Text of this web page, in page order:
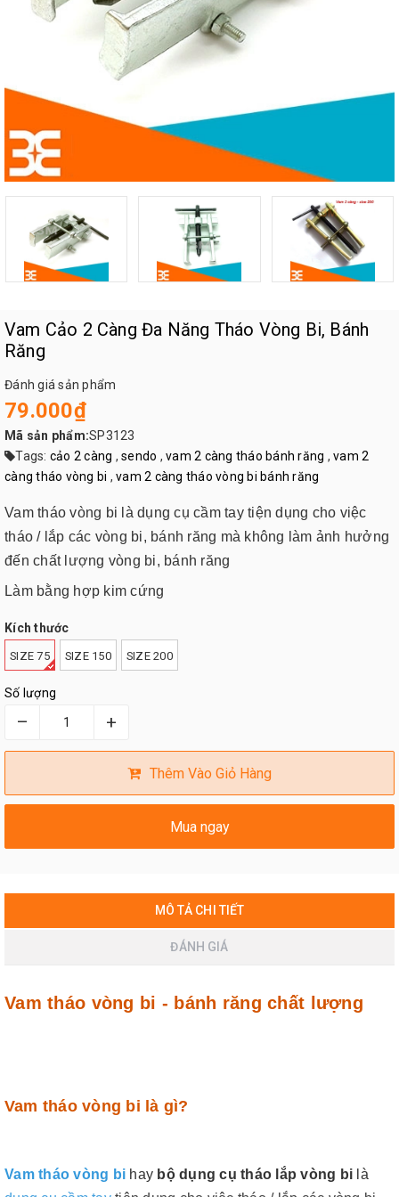
Vam Cảo 2 Càng Đa Năng Tháo Vòng Bi, Bánh
Răng
Đánh giá sản phẩm
79.000₫
Mã sản phẩm:SP3123
Tags: cảo 2 càng , sendo , vam 2 càng tháo bánh răng , vam 2
càng tháo vòng bi , vam 2 càng tháo vòng bi bánh răng
Vam tháo vòng bi là dụng cụ cầm tay tiện dụng cho việc
tháo / lắp các vòng bi, bánh răng mà không làm ảnh hưởng
đến chất lượng vòng bi, bánh răng
Làm bằng hợp kim cứng
Kích thước
SIZE 75 SIZE 150 SIZE 200
Số lượng
– +
Thêm Vào Giỏ Hàng
Mua ngay
MÔ TẢ CHI TIẾT
ĐÁNH GIÁ
Vam tháo vòng bi - bánh răng chất lượng
Vam tháo vòng bi là gì?
Vam tháo vòng bi hay bộ dụng cụ tháo lắp vòng bi là